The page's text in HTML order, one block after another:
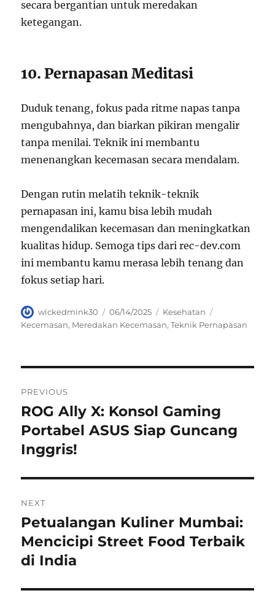
secara bergantian untuk meredakan
ketegangan.
10. Pernapasan Meditasi
Duduk tenang, fokus pada ritme napas tanpa
mengubahnya, dan biarkan pikiran mengalir
tanpa menilai. Teknik ini membantu
menenangkan kecemasan secara mendalam.
Dengan rutin melatih teknik-teknik
pernapasan ini, kamu bisa lebih mudah
mengendalikan kecemasan dan meningkatkan
kualitas hidup. Semoga tips dari rec-dev.com
ini membantu kamu merasa lebih tenang dan
fokus setiap hari.
Author
wickedmink30
Posted
on
06/14/2025 Categories
Kesehatan
Kecemasan, Meredakan Kecemasan,Teknik Pernapasan
pos
PREVIOUS
Previous
post:
ROG Ally X: Konsol Gaming
Portabel ASUS Siap Guncang
Inggris!
NEXT
Next
post:
Petualangan Kuliner Mumbai:
Mencicipi Street Food Terbaik
di India